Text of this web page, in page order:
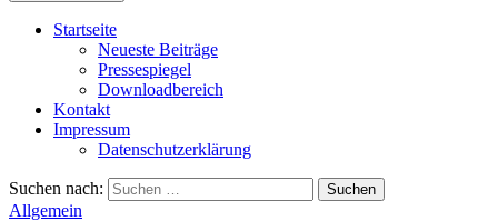
Start­sei­te
Neu­es­te Beiträge
Pres­se­spie­gel
Down­load­be­reich
Kon­takt
Impres­sum
Daten­schutz­er­klä­rung
Suchen nach:
Allgemein